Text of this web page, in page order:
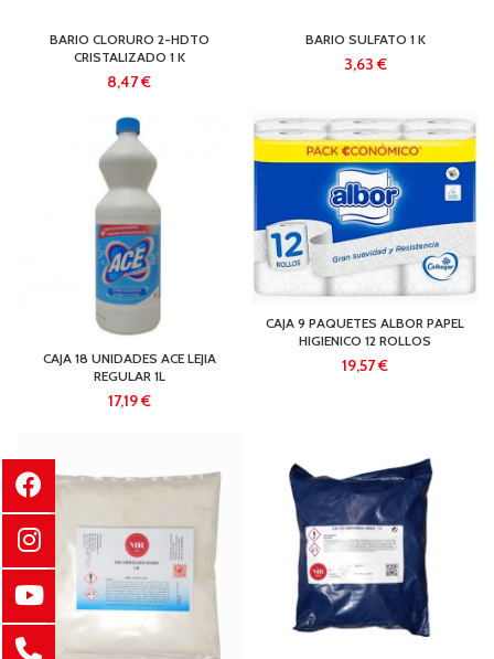
BARIO CLORURO 2-HDTO
CRISTALIZADO 1 K
€
BARIO SULFATO 1 K
€
CAJA 18 UNIDADES ACE LEJIA
REGULAR 1L
€
CAJA 9 PAQUETES ALBOR PAPEL
HIGIENICO 12 ROLLOS
€